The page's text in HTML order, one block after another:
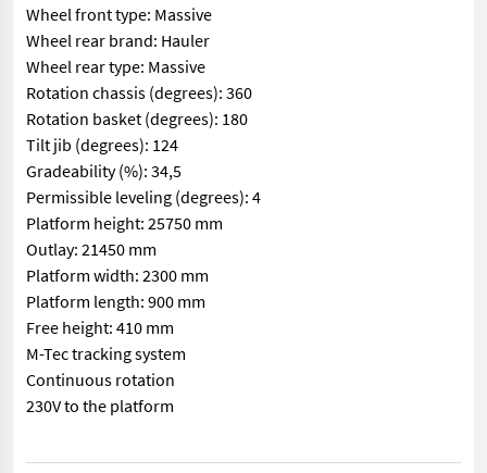
Wheel front type: Massive
Wheel rear brand: Hauler
Wheel rear type: Massive
Rotation chassis (degrees): 360
Rotation basket (degrees): 180
Tilt jib (degrees): 124
Gradeability (%): 34,5
Permissible leveling (degrees): 4
Platform height: 25750 mm
Outlay: 21450 mm
Platform width: 2300 mm
Platform length: 900 mm
Free height: 410 mm
M-Tec tracking system
Continuous rotation
230V to the platform
== More details (EN) == Steering: 4 wheel steering Wheel